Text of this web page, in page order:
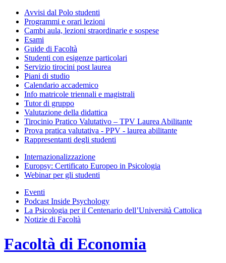
Avvisi dal Polo studenti
Programmi e orari lezioni
Cambi aula, lezioni straordinarie e sospese
Esami
Guide di Facoltà
Studenti con esigenze particolari
Servizio tirocini post laurea
Piani di studio
Calendario accademico
Info matricole triennali e magistrali
Tutor di gruppo
Valutazione della didattica
Tirocinio Pratico Valutativo – TPV Laurea Abilitante
Prova pratica valutativa - PPV - laurea abilitante
Rappresentanti degli studenti
Internazionalizzazione
Europsy: Certificato Europeo in Psicologia
Webinar per gli studenti
Eventi
Podcast Inside Psychology
La Psicologia per il Centenario dell’Università Cattolica
Notizie di Facoltà
Facoltà di Economia